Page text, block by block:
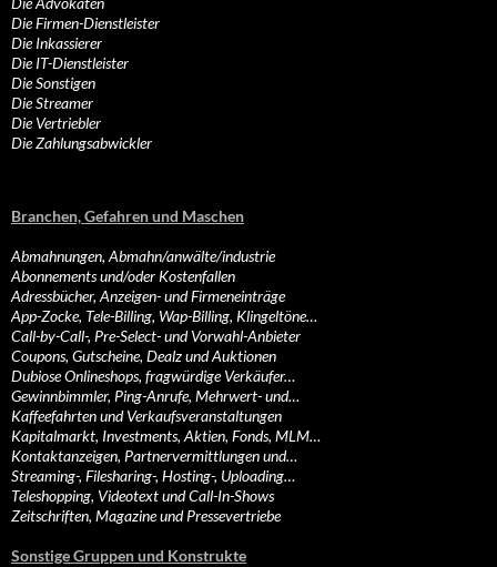
Die Firmen-Dienstleister
Die Inkassierer
Die IT-Dienstleister
Die Sonstigen
Die Streamer
Die Vertriebler
Die Zahlungsabwickler
Branchen, Gefahren und Maschen
Abmahnungen, Abmahn/anwälte/industrie
Abonnements und/oder Kostenfallen
Adressbücher, Anzeigen- und Firmeneinträge
App-Zocke, Tele-Billing, Wap-Billing, Klingeltöne…
Call-by-Call-, Pre-Select- und Vorwahl-Anbieter
Coupons, Gutscheine, Dealz und Auktionen
Dubiose Onlineshops, fragwürdige Verkäufer…
Gewinnbimmler, Ping-Anrufe, Mehrwert- und…
Kaffeefahrten und Verkaufsveranstaltungen
Kapitalmarkt, Investments, Aktien, Fonds, MLM…
Kontaktanzeigen, Partnervermittlungen und…
Streaming-, Filesharing-, Hosting-, Uploading…
Teleshopping, Videotext und Call-In-Shows
Zeitschriften, Magazine und Pressevertriebe
Sonstige Gruppen und Konstrukte